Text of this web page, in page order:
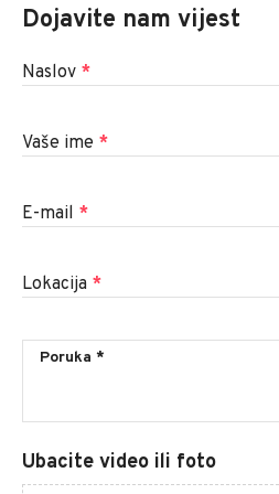
Dojavite nam vijest
Naslov *
Vaše ime *
E-mail *
Lokacija *
Ubacite video ili foto